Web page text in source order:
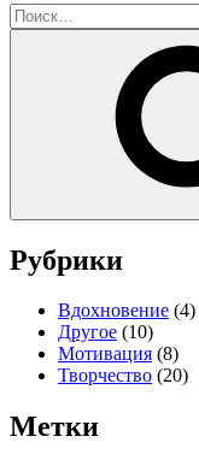
Искать:
Рубрики
Вдохновение (4)
Другое (10)
Мотивация (8)
Творчество (20)
Метки